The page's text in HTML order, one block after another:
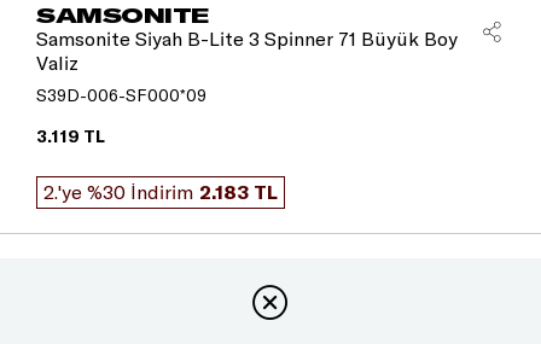
SAMSONITE
Samsonite Siyah B-Lite 3 Spinner 71 Büyük Boy
Valiz
S39D-006-SF000*09
3.119 TL
2.'ye %30 İndirim 2.183 TL